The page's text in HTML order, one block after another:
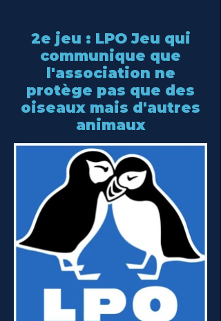
2e jeu : LPO Jeu qui
communique que
l'association ne
protège pas que des
oiseaux mais d'autres
animaux